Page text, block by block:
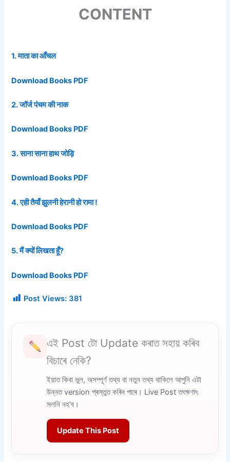
CONTENT
1. माता का आँचल
Download Books PDF
2. जॉर्ज पंचम की नाक
Download Books PDF
3. साना साना हाथ जोड़ि
Download Books PDF
4. एही तैयाँ झुलनी हेरानी हो रामा !
Download Books PDF
5. मैं क्यों लिखता हूँ?
Download Books PDF
Post Views: 381
এই Post টো Update কৰাত সহায় কৰিব
বিচাৰে নেকি?
ইয়াত কিবা ভুল, অসম্পূৰ্ণ তথ্য বা নতুন তথ্য থাকিলে আপুনি এটা
উন্নত version প্ৰস্তুত কৰিব পাৰে। Live Post তৎক্ষণাৎ
সলনি নহ'ব।
Update This Post